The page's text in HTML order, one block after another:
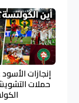
إنجازات
حملات